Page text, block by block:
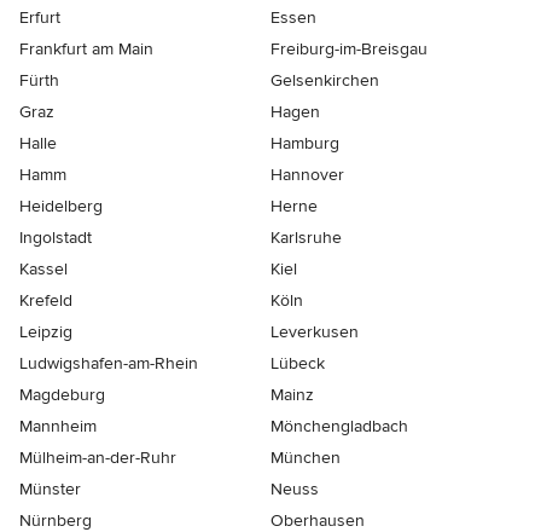
Erfurt
Essen
Frankfurt am Main
Freiburg-im-Breisgau
Fürth
Gelsenkirchen
Graz
Hagen
Halle
Hamburg
Hamm
Hannover
Heidelberg
Herne
Ingolstadt
Karlsruhe
Kassel
Kiel
Krefeld
Köln
Leipzig
Leverkusen
Ludwigshafen-am-Rhein
Lübeck
Magdeburg
Mainz
Mannheim
Mönchen­gladbach
Mülheim-an-der-Ruhr
München
Münster
Neuss
Nürnberg
Oberhausen